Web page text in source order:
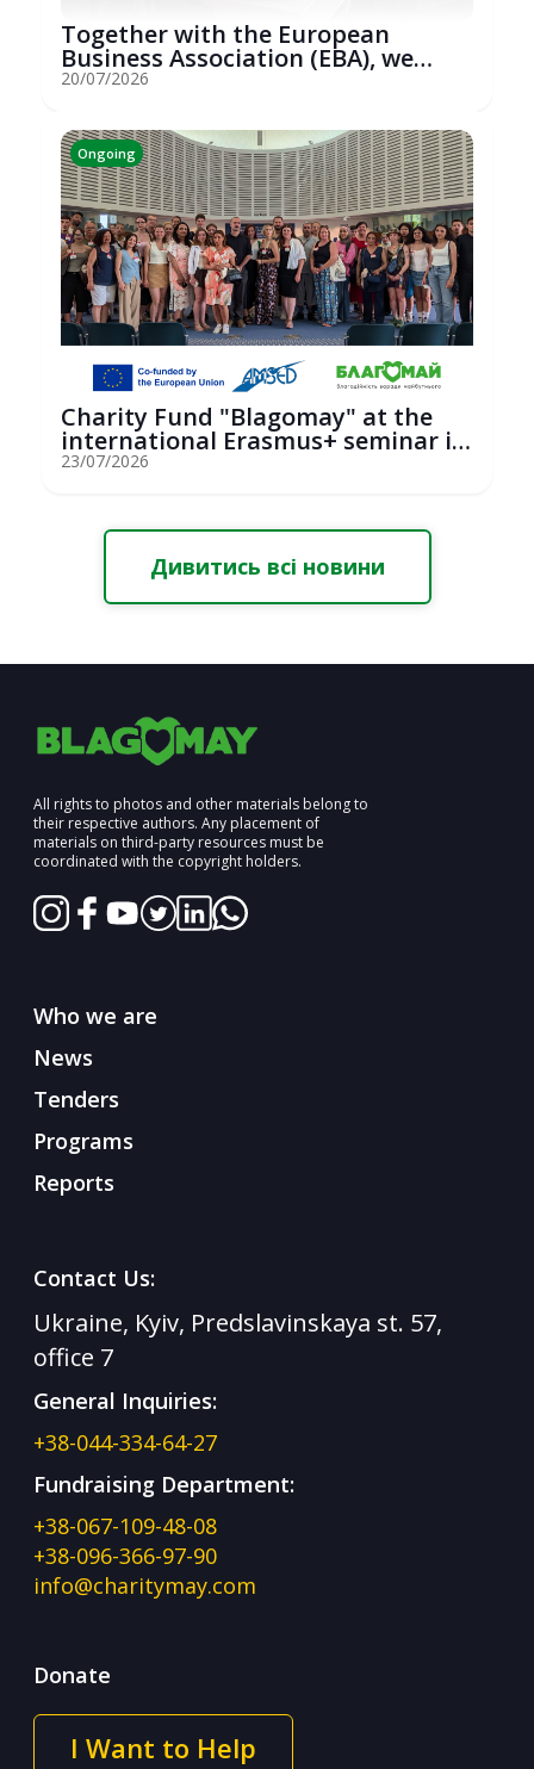
Together with the European
Business Association (EBA), we
hosted an...
20/07/2026
Ongoing
Charity Fund "Blagomay" at the
international Erasmus+ seminar in
St...
23/07/2026
Дивитись всі новини
All rights to photos and other materials belong to
their respective authors. Any placement of
materials on third-party resources must be
coordinated with the copyright holders.
Who we are
News
Tenders
Programs
Reports
Contact Us:
Ukraine, Kyiv, Predslavinskaya st. 57,
office 7
General Inquiries:
+38-044-334-64-27
Fundraising Department:
+38-067-109-48-08
+38-096-366-97-90
info@charitymay.com
Donate
I Want to Help